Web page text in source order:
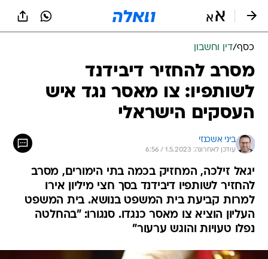
כסף/דין וחשבון
מסרב להחזיר דיבידנד
לשותפיו: צו מאסר נגד איש
העסקים הישראלי
ביני אשכנזי
עודכן לאחרונה: 1.5.2023 / 6:56
יגאל זילכה, המחזיק בכמה בתי הימורים, מסרב
להחזיר לשותפיו דיבידנד בסך חצי מיליון אירו
למרות קביעת בית המשפט בנושא. בית המשפט
העליון הוציא צו מאסר כנגדו. סנגורו: "בהחלטה
נפלו טעויות והוגש ערעור"